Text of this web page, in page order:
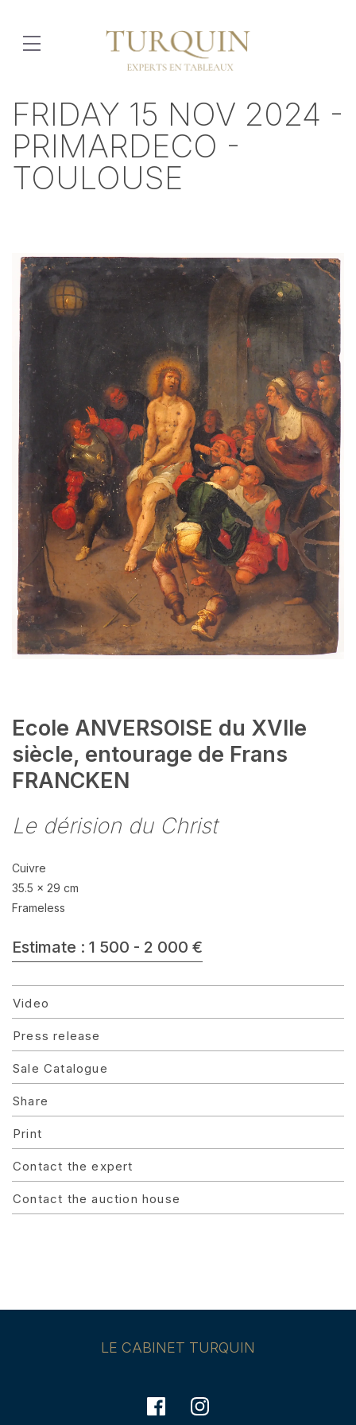
FRIDAY 15 NOV 2024 -
PRIMARDECO -
TOULOUSE
Ecole ANVERSOISE du XVIIe
siècle, entourage de Frans
FRANCKEN
Le dérision du Christ
Cuivre
35.5 x 29 cm
Frameless
Estimate : 1 500 - 2 000 €
Video
Press release
Sale Catalogue
Share
Print
Contact the expert
Contact the auction house
LE CABINET TURQUIN